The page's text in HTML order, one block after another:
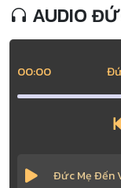
AUDIO
00:00
Đức Mẹ Đến